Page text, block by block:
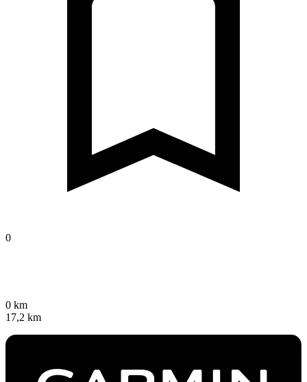
0
0 km
17,2 km